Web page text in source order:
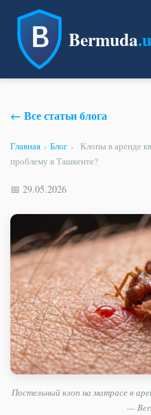
Bermuda
← Все статьи блога
Главная › Блог ›
Клопы в аренде
проблему в Ташкенте?
📅 29.05.2026
Постельный клоп на матрасе в
—